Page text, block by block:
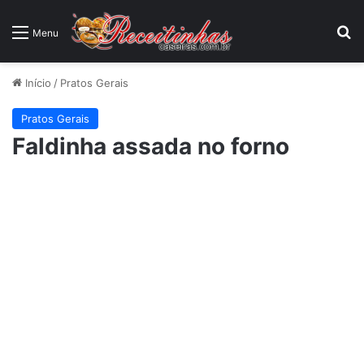
Menu
Início / Pratos Gerais
Pratos Gerais
Faldinha assada no forno